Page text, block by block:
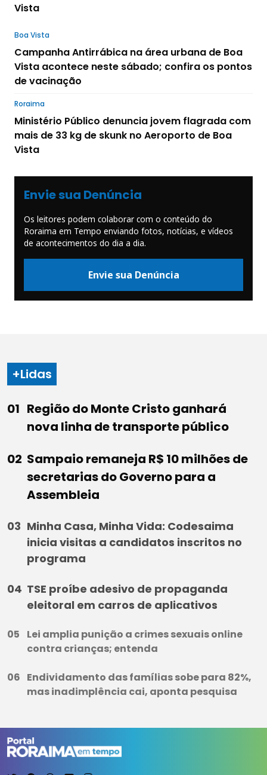
Vista
Boa Vista
Campanha Antirrábica na área urbana de Boa
Vista acontece neste sábado; confira os pontos
de vacinação
Roraima
Ministério Público denuncia jovem flagrada com
mais de 33 kg de skunk no Aeroporto de Boa
Vista
Envie sua Denúncia
Os leitores podem colaborar com o conteúdo do
Roraima em Tempo enviando fotos, notícias, e vídeos
de acontecimentos do dia a dia.
Envie sua Denúncia
+Lidas
Região do Monte Cristo ganhará
nova linha de transporte público
Sampaio remaneja R$ 10 milhões de
secretarias do Governo para a
Assembleia
Minha Casa, Minha Vida: Codesaima
inicia visitas a candidatos inscritos no
programa
TSE proíbe adesivo de propaganda
eleitoral em carros de aplicativos
Lei amplia punição a crimes sexuais online
contra crianças; entenda
Endividamento das famílias sobe para 82%,
mas inadimplência cai, aponta pesquisa